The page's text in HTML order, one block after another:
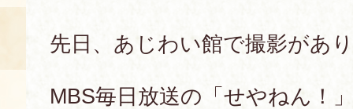
料理教室
先日、あじわい館で撮影があ
MBS毎日放送の「せやねん！